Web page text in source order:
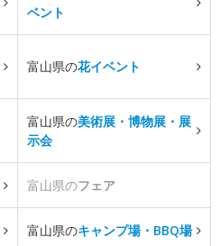
ベント
富山県の花イベント
富山県の美術展・博物展・展
示会
富山県のフェア
富山県のキャンプ場・BBQ場